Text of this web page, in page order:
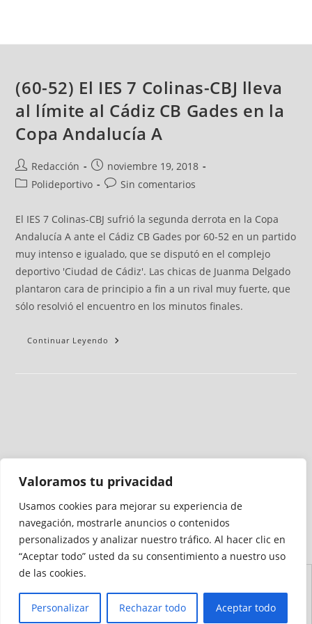
Valoramos tu privacidad
Usamos cookies para mejorar su experiencia de
navegación, mostrarle anuncios o contenidos
personalizados y analizar nuestro tráfico. Al hacer clic en
“Aceptar todo” usted da su consentimiento a nuestro uso
de las cookies.
Personalizar Rechazar todo Aceptar todo
(60-52) El IES 7 Colinas-CBJ lleva
al límite al Cádiz CB Gades en la
Copa Andalucía A
Redacción
noviembre 19, 2018
Polideportivo
Sin comentarios
El IES 7 Colinas-CBJ sufrió la segunda derrota en la Copa
Andalucía A ante el Cádiz CB Gades por 60-52 en un partido
muy intenso e igualado, que se disputó en el complejo
deportivo 'Ciudad de Cádiz'. Las chicas de Juanma Delgado
plantaron cara de principio a fin a un rival muy fuerte, que
sólo resolvió el encuentro en los minutos finales.
Continuar Leyendo
Medio auditado por
Accesibilidad
Sitio
Cookies
Privacidad